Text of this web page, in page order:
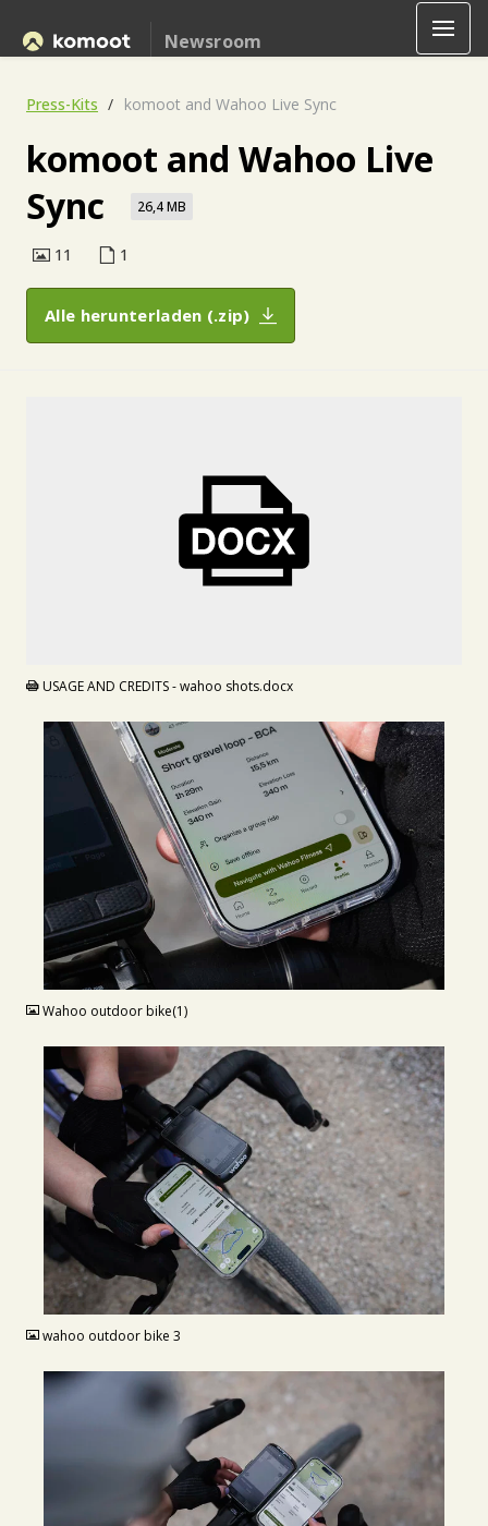
Newsroom
Press-Kits komoot and Wahoo Live Sync
komoot and Wahoo Live
Sync
26,4 MB
11 1
Alle herunterladen (.zip)
USAGE AND CREDITS - wahoo shots.docx
JPG
Wahoo outdoor bike(1)
JPG
wahoo outdoor bike 3